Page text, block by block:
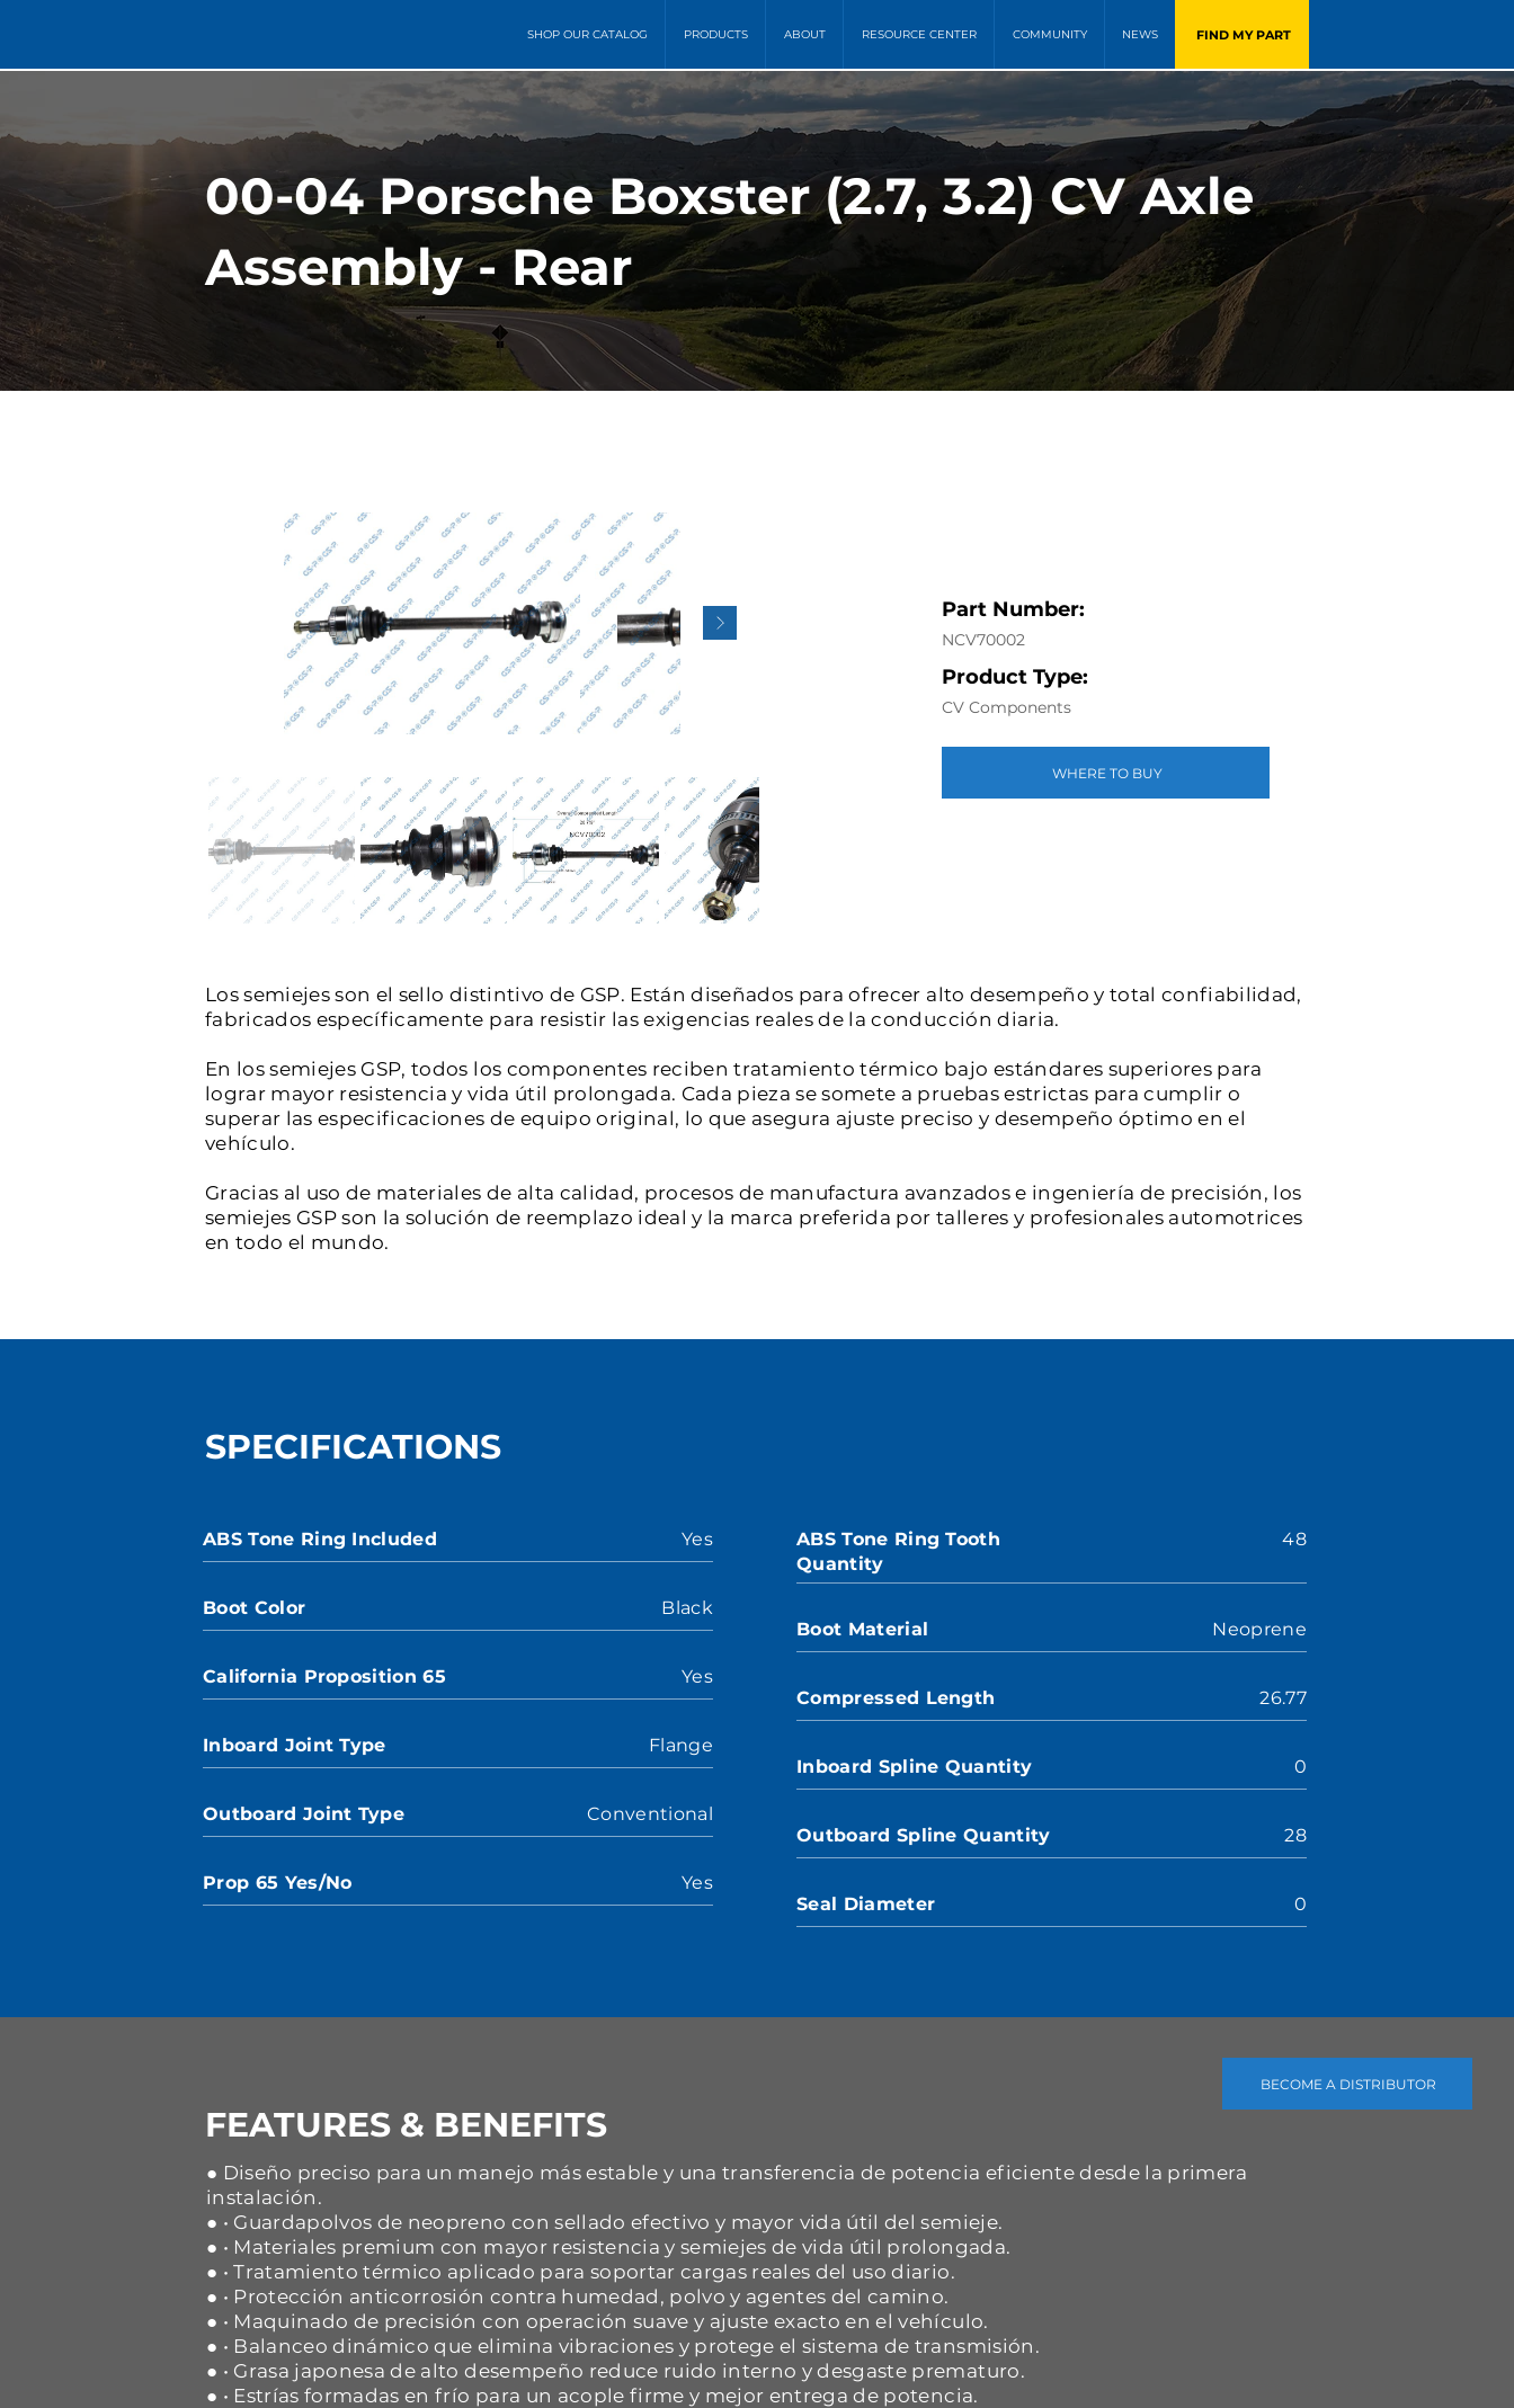
SHOP OUR CATALOG PRODUCTS ABOUT RESOURCE CENTER COMMUNITY NEWS FIND MY PART
BECOME A DISTRIBUTOR
00-04 Porsche Boxster (2.7, 3.2) CV Axle
Assembly - Rear
Part Number:
NCV70002
Product Type:
CV Components
WHERE TO BUY
Los semiejes son el sello distintivo de GSP. Están diseñados para ofrecer alto desempeño y total confiabilidad,
fabricados específicamente para resistir las exigencias reales de la conducción diaria.
En los semiejes GSP, todos los componentes reciben tratamiento térmico bajo estándares superiores para
lograr mayor resistencia y vida útil prolongada. Cada pieza se somete a pruebas estrictas para cumplir o
superar las especificaciones de equipo original, lo que asegura ajuste preciso y desempeño óptimo en el
vehículo.
Gracias al uso de materiales de alta calidad, procesos de manufactura avanzados e ingeniería de precisión, los
semiejes GSP son la solución de reemplazo ideal y la marca preferida por talleres y profesionales automotrices
en todo el mundo.
SPECIFICATIONS
ABS Tone Ring Included Yes
Boot Color Black
California Proposition 65 Yes
Inboard Joint Type Flange
Outboard Joint Type Conventional
Prop 65 Yes/No Yes
ABS Tone Ring Tooth
Quantity
48
Boot Material Neoprene
Compressed Length 26.77
Inboard Spline Quantity 0
Outboard Spline Quantity 28
Seal Diameter 0
FEATURES & BENEFITS
● Diseño preciso para un manejo más estable y una transferencia de potencia eficiente desde la primera
instalación.
● • Guardapolvos de neopreno con sellado efectivo y mayor vida útil del semieje.
● • Materiales premium con mayor resistencia y semiejes de vida útil prolongada.
● • Tratamiento térmico aplicado para soportar cargas reales del uso diario.
● • Protección anticorrosión contra humedad, polvo y agentes del camino.
● • Maquinado de precisión con operación suave y ajuste exacto en el vehículo.
● • Balanceo dinámico que elimina vibraciones y protege el sistema de transmisión.
● • Grasa japonesa de alto desempeño reduce ruido interno y desgaste prematuro.
● • Estrías formadas en frío para un acople firme y mejor entrega de potencia.